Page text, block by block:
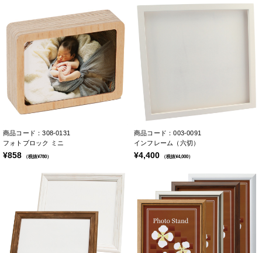
商品コード：308-0131
フォトブロック ミニ
¥858 （税抜¥780）
商品コード：003-0091
インフレーム（六切）
¥4,400 （税抜¥4,000）